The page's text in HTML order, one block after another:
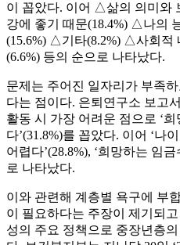
이 꼽았다. 이어 △삶의 의미와
강에 좋기 때문(18.4%) △나의
(15.6%) △기타(8.2%) △사회적
(6.6%) 등의 순으로 나타났다.
문제는 주어진 일자리가 부족
다는 점이다. 은퇴연구소 보고
활동 시 가장 어려운 점으로 ‘
다’(31.8%)를 꼽았다. 이어 ‘나
어렵다’(28.8%), ‘희망하는 임
로 나타났다.
이와 관련해 계층별 욕구에 부
이 필요하다는 주장이 제기되
성의 주요 정책으로 중장년층